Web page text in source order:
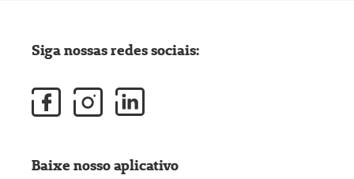
Siga nossas redes sociais:
Baixe nosso aplicativo